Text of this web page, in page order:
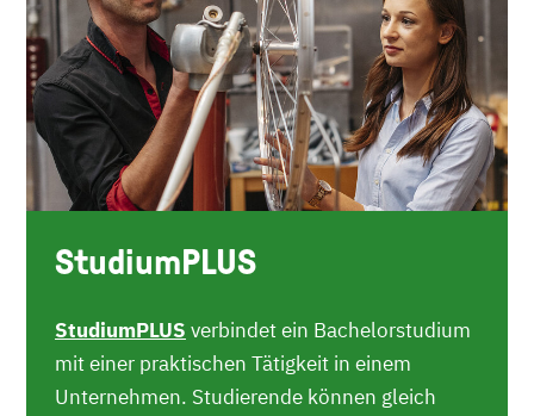
StudiumPLUS
StudiumPLUS verbindet ein Bachelorstudium
mit einer praktischen Tätigkeit in einem
Unternehmen. Studierende können gleich